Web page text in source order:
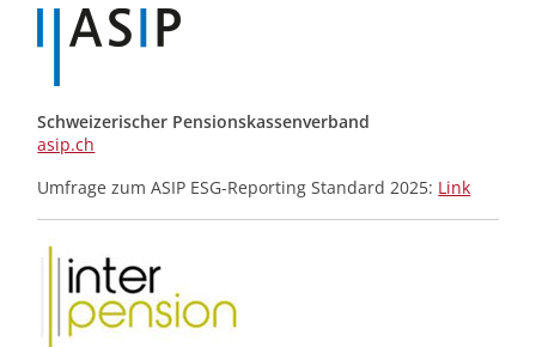
Schweizerischer Pensionskassenverband
asip.ch
Umfrage zum ASIP ESG-Reporting Standard 2025: Link